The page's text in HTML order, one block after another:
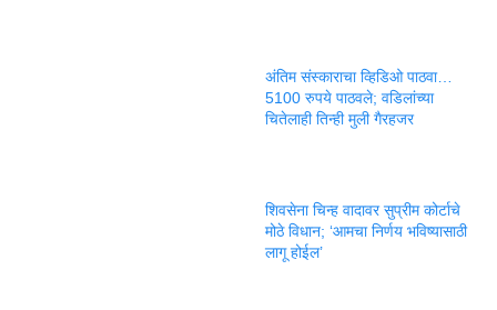
अंतिम संस्काराचा व्हिडिओ पाठवा…
5100 रुपये पाठवले; वडिलांच्या
चितेलाही तिन्ही मुली गैरहजर
शिवसेना चिन्ह वादावर सुप्रीम कोर्टाचे
मोठे विधान; ‘आमचा निर्णय भविष्यासाठी
लागू होईल’